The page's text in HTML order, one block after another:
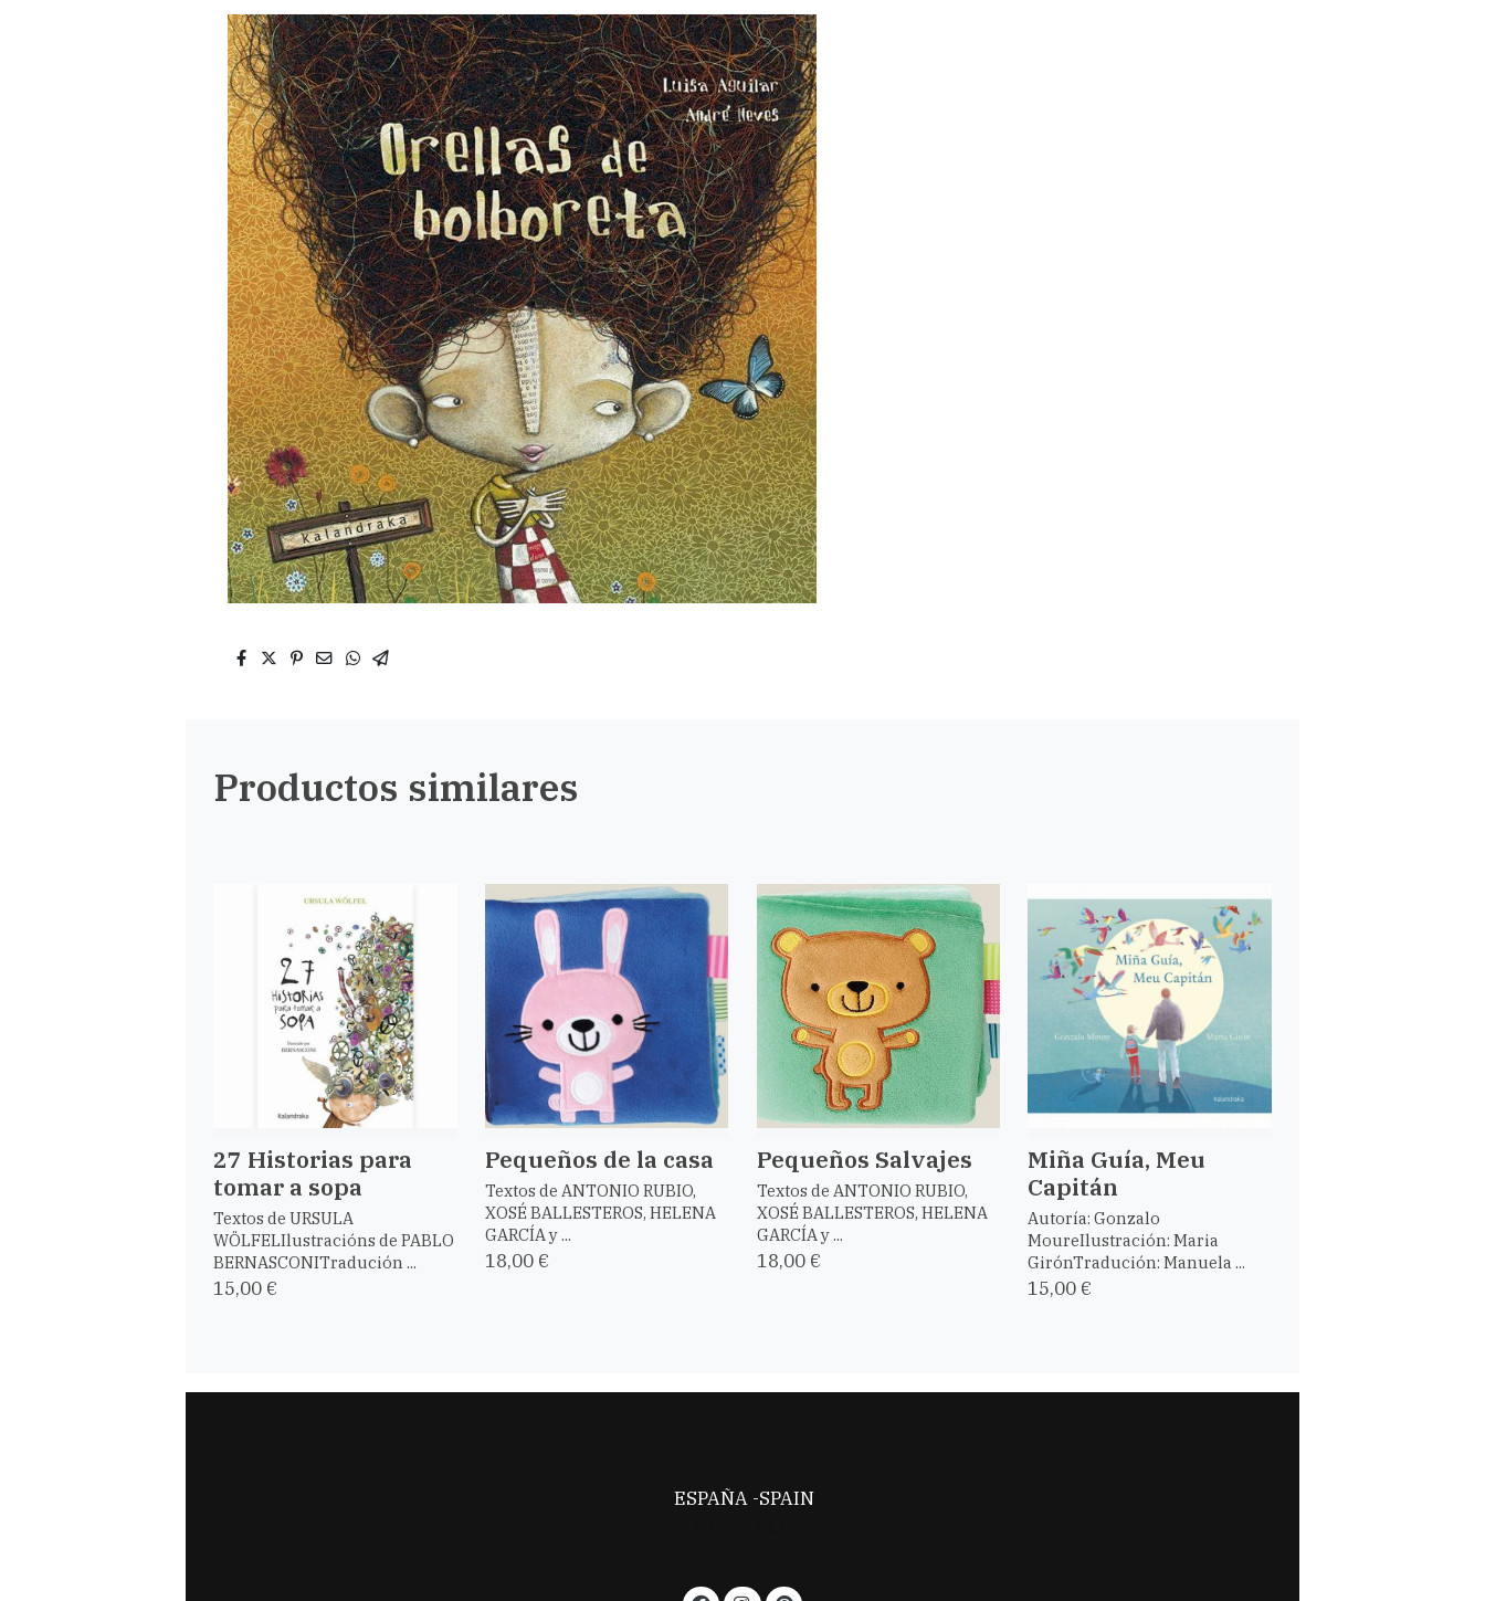
Productos similares
27 Historias para
tomar a sopa
Textos de URSULA
WÖLFELIlustracións de PABLO
BERNASCONITradución ...
15,00 €
Pequeños de la casa
Textos de ANTONIO RUBIO,
XOSÉ BALLESTEROS, HELENA
GARCÍA y ...
18,00 €
Pequeños Salvajes
Textos de ANTONIO RUBIO,
XOSÉ BALLESTEROS, HELENA
GARCÍA y ...
18,00 €
Miña Guía, Meu
Capitán
Autoría: Gonzalo
MoureIlustración: Maria
GirónTradución: Manuela ...
15,00 €
ESPAÑA -SPAIN